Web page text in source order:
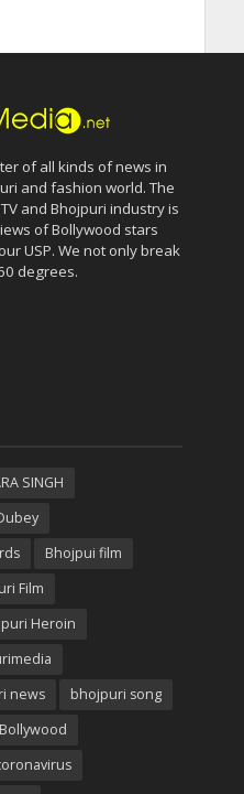
of all kinds of news in
and fashion world. The
and Bhojpuri industry is
of Bollywood stars
USP. We not only break
degrees.
SINGH
Bhojpui film
Film
Heroin
news
bhojpuri song
Bollywood